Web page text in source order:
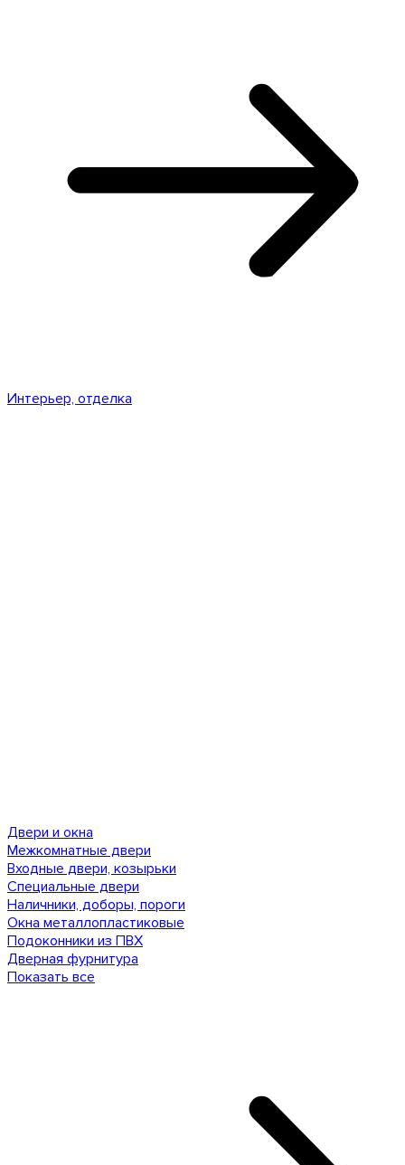
Интерьер, отделка
Двери и окна
Межкомнатные двери
Входные двери, козырьки
Специальные двери
Наличники, доборы, пороги
Окна металлопластиковые
Подоконники из ПВХ
Дверная фурнитура
Показать все